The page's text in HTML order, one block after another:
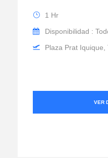
1 Hr
Disponibilidad :
Plaza Prat Iquique,
VER